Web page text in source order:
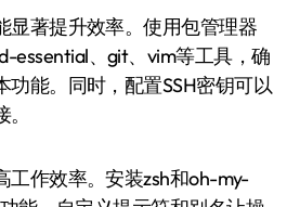
显著提升效率。使用包管理器
essential、git、vim等工具，确
功能。同时，配置SSH密钥可以
工作效率。安装zsh和oh-my-